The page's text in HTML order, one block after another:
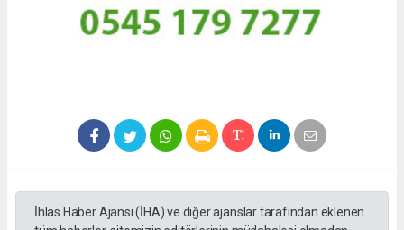
İhlas Haber Ajansı (İHA) ve diğer ajanslar tarafından eklenen